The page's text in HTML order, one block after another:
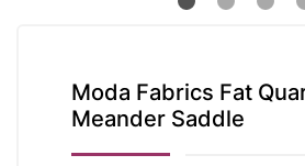
Moda Fabrics Fat
Meander Saddle